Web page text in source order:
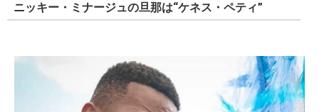
ニッキー・ミナージュの旦那は“ケネス・ペティ”